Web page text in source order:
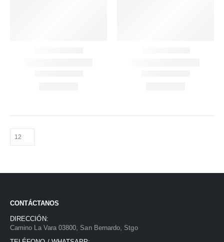
CONTÁCTANOS
DIRECCIÓN:
Camino La Vara 03800, San Bernardo, Stgo